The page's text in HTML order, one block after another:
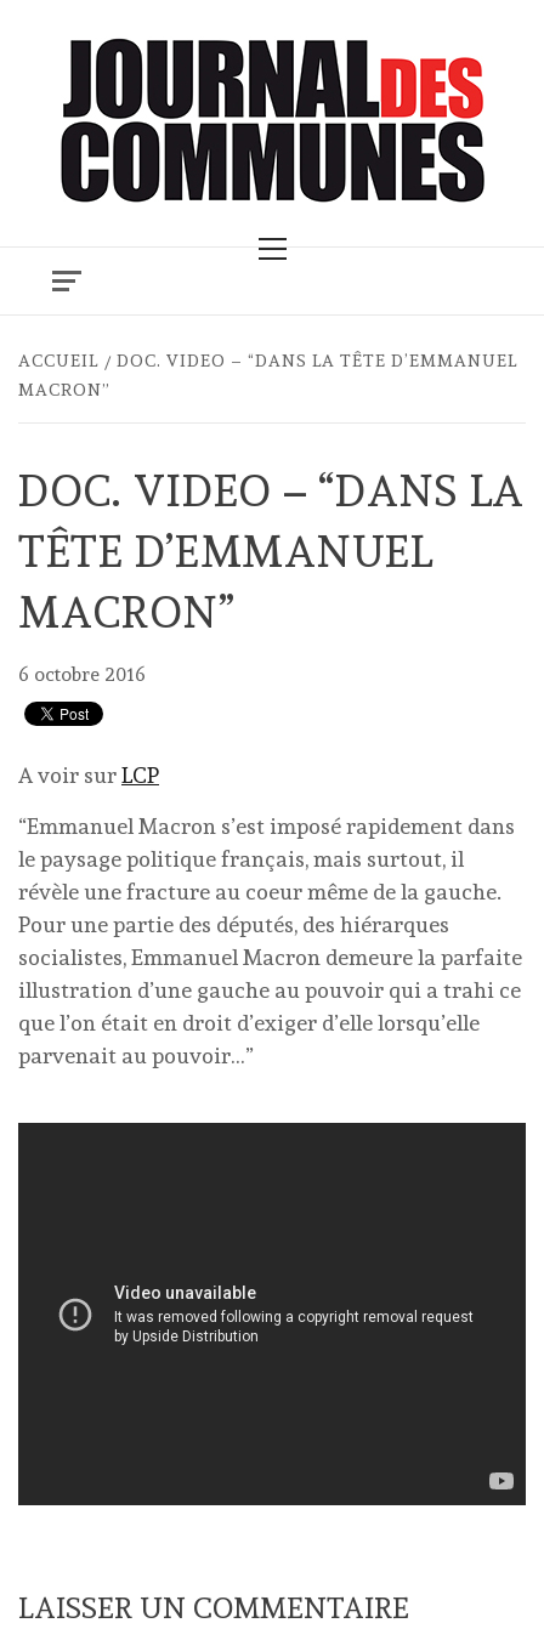
Menu
ACCUEIL
DOC. VIDEO – “DANS LA TÊTE D’EMMANUEL
MACRON”
DOC. VIDEO – “DANS LA
TÊTE D’EMMANUEL
MACRON”
6 octobre 2016
A voir surLCP
“Emmanuel Macron s’est imposé rapidement dans
le paysage politique français, mais surtout, il
révèle une fracture au coeur même de la gauche.
Pour une partie des députés, des hiérarques
socialistes, Emmanuel Macron demeure la parfaite
illustration d’une gauche au pouvoir qui a trahi ce
que l’on était en droit d’exiger d’elle lorsqu’elle
parvenait au pouvoir…”
LAISSER UN COMMENTAIRE